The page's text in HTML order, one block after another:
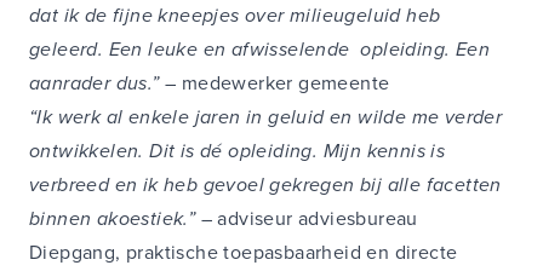
dat ik de fijne kneepjes over milieugeluid heb
geleerd. Een leuke en afwisselende opleiding. Een
aanrader dus.”– medewerker gemeente
“Ik werk al enkele jaren in geluid en wilde me verder
ontwikkelen. Dit is dé opleiding. Mijn kennis is
verbreed en ik heb gevoel gekregen bij alle facetten
binnen akoestiek.”– adviseur adviesbureau
Diepgang, praktische toepasbaarheid en directe